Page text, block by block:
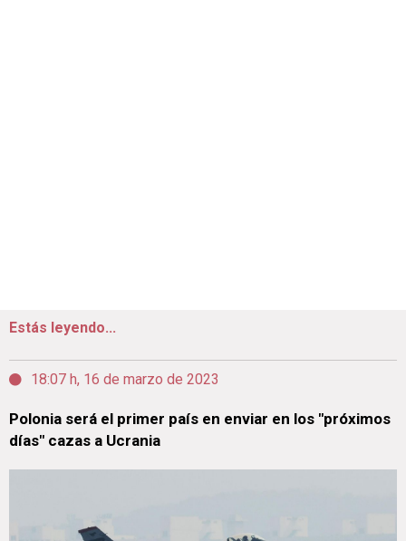
Estás leyendo...
18:07 h, 16 de marzo de 2023
Polonia será el primer país en enviar en los "próximos
días" cazas a Ucrania